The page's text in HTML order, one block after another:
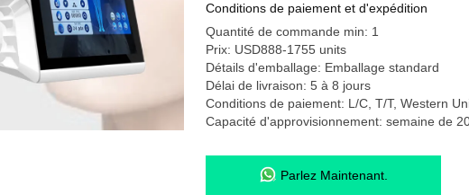
Conditions de paiement et d'expédition
Quantité de commande min: 1
Prix: USD888-1755 units
Détails d'emballage: Emballage standard
Délai de livraison: 5 à 8 jours
Conditions de paiement: L/C, T/T, Western
Capacité d'approvisionnement: semaine de
Parlez Maintenant.